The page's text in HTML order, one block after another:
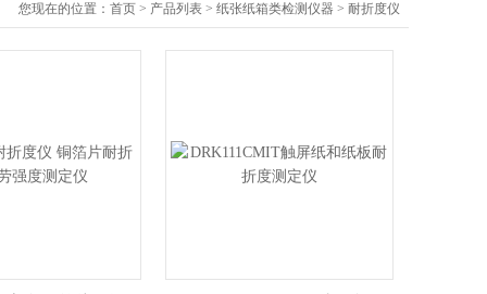
您现在的位置： 首页 > 产品列表 > 纸张纸箱类检测仪器 > 耐折度仪